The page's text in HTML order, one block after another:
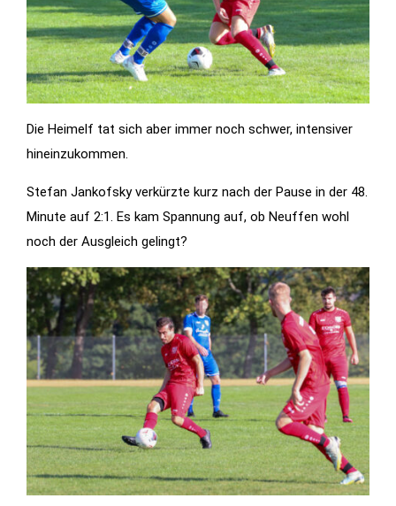
Die Heimelf tat sich aber immer noch schwer, intensiver
hineinzukommen.
Stefan Jankofsky verkürzte kurz nach der Pause in der 48.
Minute auf 2:1. Es kam Spannung auf, ob Neuffen wohl
noch der Ausgleich gelingt?
Website
genutzt wird,
und helfen
uns somit
beim
verbessern
Funktionen
manche
Features der
Seite
benötigt!
Marketing
Indem Sie uns Ihre
Interessen und Ihr
Verhalten beim
Besuch unserer
Website mitteilen,